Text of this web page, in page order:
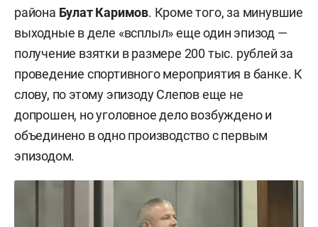
района Булат Каримов. Кроме того, за минувшие
выходные в деле «всплыл» еще один эпизод —
получение взятки в размере 200 тыс. рублей за
проведение спортивного мероприятия в банке. К
слову, по этому эпизоду Слепов еще не
допрошен, но уголовное дело возбуждено и
объединено в одно производство с первым
эпизодом.